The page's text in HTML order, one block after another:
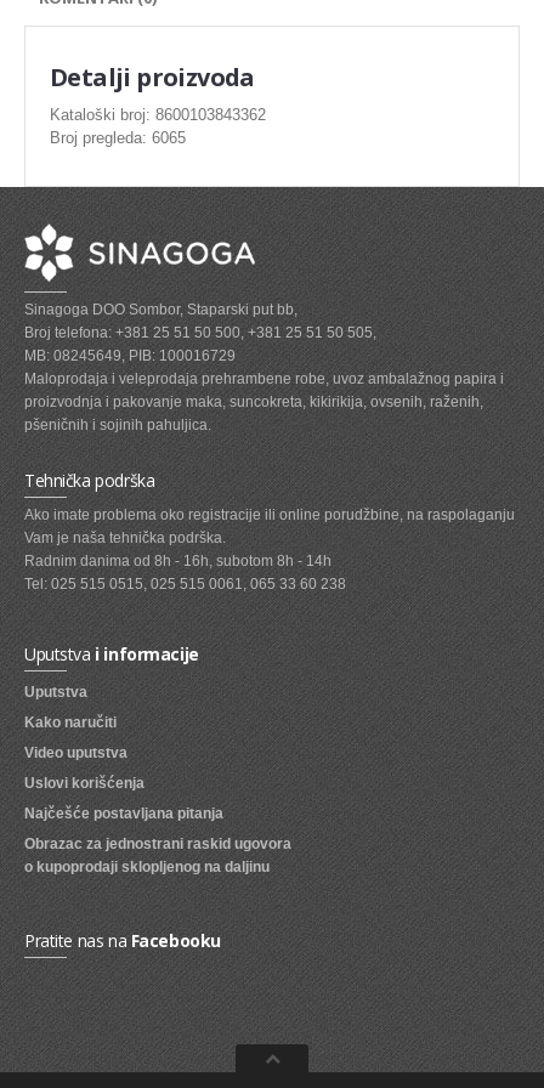
ZAMRZNUTO MESO SVINJSKO
ZAMRZNUTA RIBA
ZAMRZNUTO MESO PILETINA
PASTETE I MESNI NARESCI
TUNJEVINE I KONZERVE
GOTOVA JELA
SIROVINA ZA GASTRO
GASTRO
KISELISI
KECAP, SENF, REN, PARADAJZ,SOS
KOMPOTI
SVEZE VOCE
SVEZE POVRCE
DZEMOVI, MARMALADE I MED
BOMBONI
ZVAKE
LIZALICE
COKOLADE
KREMOVI
BOMBONJERE I PRALINE
MALE COKOLADE I BAROVI
KEKSOVI
KEKS STRUDLE
Detalji proizvoda
Kataloški broj: 8600103843362
Broj pregleda: 6065
Sinagoga DOO Sombor, Staparski put bb,
Broj telefona: +381 25 51 50 500, +381 25 51 50 505,
MB: 08245649, PIB: 100016729
Maloprodaja i veleprodaja prehrambene robe, uvoz ambalažnog papira i
proizvodnja i pakovanje maka, suncokreta, kikirikija, ovsenih, raženih,
pšeničnih i sojinih pahuljica.
Tehnička podrška
Ako imate problema oko registracije ili online porudžbine, na raspolaganju
Vam je naša tehnička podrška.
Radnim danima od 8h - 16h, subotom 8h - 14h
Tel: 025 515 0515, 025 515 0061, 065 33 60 238
Uputstvai informacije
Uputstva
Kako naručiti
Video uputstva
Uslovi korišćenja
Najčešće postavljana pitanja
Obrazac za jednostrani raskid ugovora
o kupoprodaji sklopljenog na daljinu
Pratite nas na Facebooku